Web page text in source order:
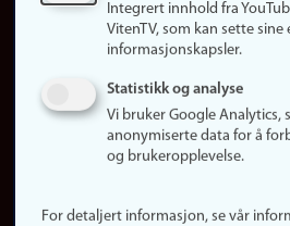
Om nettstedet
Informasjonskapsler
Integrert innhold fra
VitenTV, som kan sette sine
informasjonskapsler.
Statistikk og analyse
Vi bruker Google Analytics,
anonymiserte data for å
og brukeropplevelse.
For detaljert informasjon, se vår